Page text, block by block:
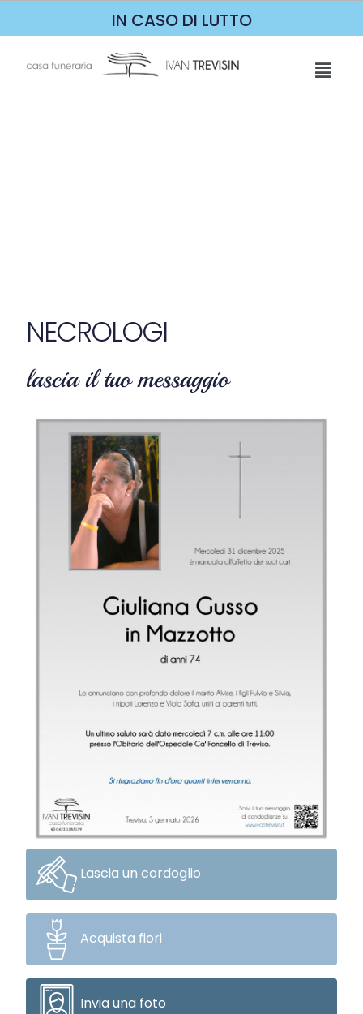
IN CASO DI LUTTO
NECROLOGI
lascia il tuo messaggio
Lascia un cordoglio
Acquista fiori
Invia una foto